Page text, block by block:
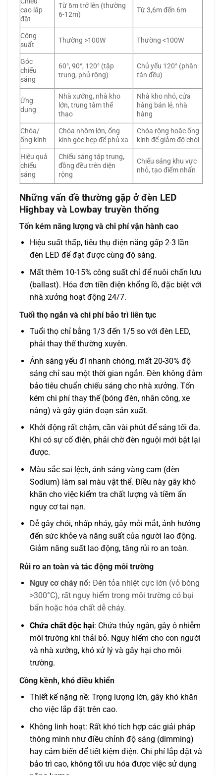
cao lắp
đặt
Từ 6m trở lên (thường
6-12m)
Từ 3,6m đến 6m
Công
suất
Thường >100W Thường <100W
Góc
chiếu
sáng
60°, 90°, 120° (tập
trung, phủ rộng)
Chủ yếu 120° (phân
tán đều)
Ứng
dụng
Nhà xưởng, nhà kho
lớn, trung tâm thể
thao
Nhà kho nhỏ, cửa
hàng bán lẻ, nhà
hàng
Chóa/
ống kính
Chóa nhôm lớn, ống
kính góc hẹp để phủ xa
Chóa rộng hoặc ống
kính để giảm độ chói
Hiệu quả
chiếu
sáng
Chiếu sáng tập trung,
đồng đều trên diện
rộng
Chiếu sáng khu vực
nhỏ, tạo điểm nhấn
Những vấn đề thường gặp ở đèn LED
Highbay và Lowbay truyền thống
Tốn kém năng lượng và chi phí vận hành cao
Hiệu suất thấp, tiêu thụ điện năng gấp 2-3 lần
đèn LED để đạt được cùng độ sáng.
Mất thêm 10-15% công suất chỉ để nuôi chấn lưu
(ballast). Hóa đơn tiền điện khổng lồ, đặc biệt với
nhà xưởng hoạt động 24/7.
Tuổi thọ ngắn và chi phí bảo trì liên tục
Tuổi thọ chỉ bằng 1/3 đến 1/5 so với đèn LED,
phải thay thế thường xuyên.
Ánh sáng yếu đi nhanh chóng, mất 20-30% độ
sáng chỉ sau một thời gian ngắn. Đèn không đảm
bảo tiêu chuẩn chiếu sáng cho nhà xưởng. Tốn
kém chi phí thay thế (bóng đèn, nhân công, xe
nâng) và gây gián đoạn sản xuất.
Khởi động rất chậm, cần vài phút để sáng tối đa.
Khi có sự cố điện, phải chờ đèn nguội mới bật lại
được.
Màu sắc sai lệch, ánh sáng vàng cam (đèn
Sodium) làm sai màu vật thể. Điều này gây khó
khăn cho việc kiểm tra chất lượng và tiềm ẩn
nguy cơ tai nạn.
Dễ gây chói, nhấp nháy, gây mỏi mắt, ảnh hưởng
đến sức khỏe và năng suất của người lao động.
Giảm năng suất lao động, tăng rủi ro an toàn.
Rủi ro an toàn và tác động môi trường
Nguy cơ cháy nổ: Đèn tỏa nhiệt cực lớn (vỏ bóng
>300°C), rất nguy hiểm trong môi trường có bụi
bẩn hoặc hóa chất dễ cháy.
Chứa chất độc hại: Chứa thủy ngân, gây ô nhiễm
môi trường khi thải bỏ. Nguy hiểm cho con người
và nhà xưởng, khó xử lý và gây hại cho môi
trường.
Cồng kềnh, khó điều khiển
Thiết kế nặng nề: Trọng lượng lớn, gây khó khăn
cho việc lắp đặt trên cao.
Không linh hoạt: Rất khó tích hợp các giải pháp
thông minh như điều chỉnh độ sáng (dimming)
hay cảm biến để tiết kiệm điện. Chi phí lắp đặt và
bảo trì cao, không tối ưu hóa được việc sử dụng